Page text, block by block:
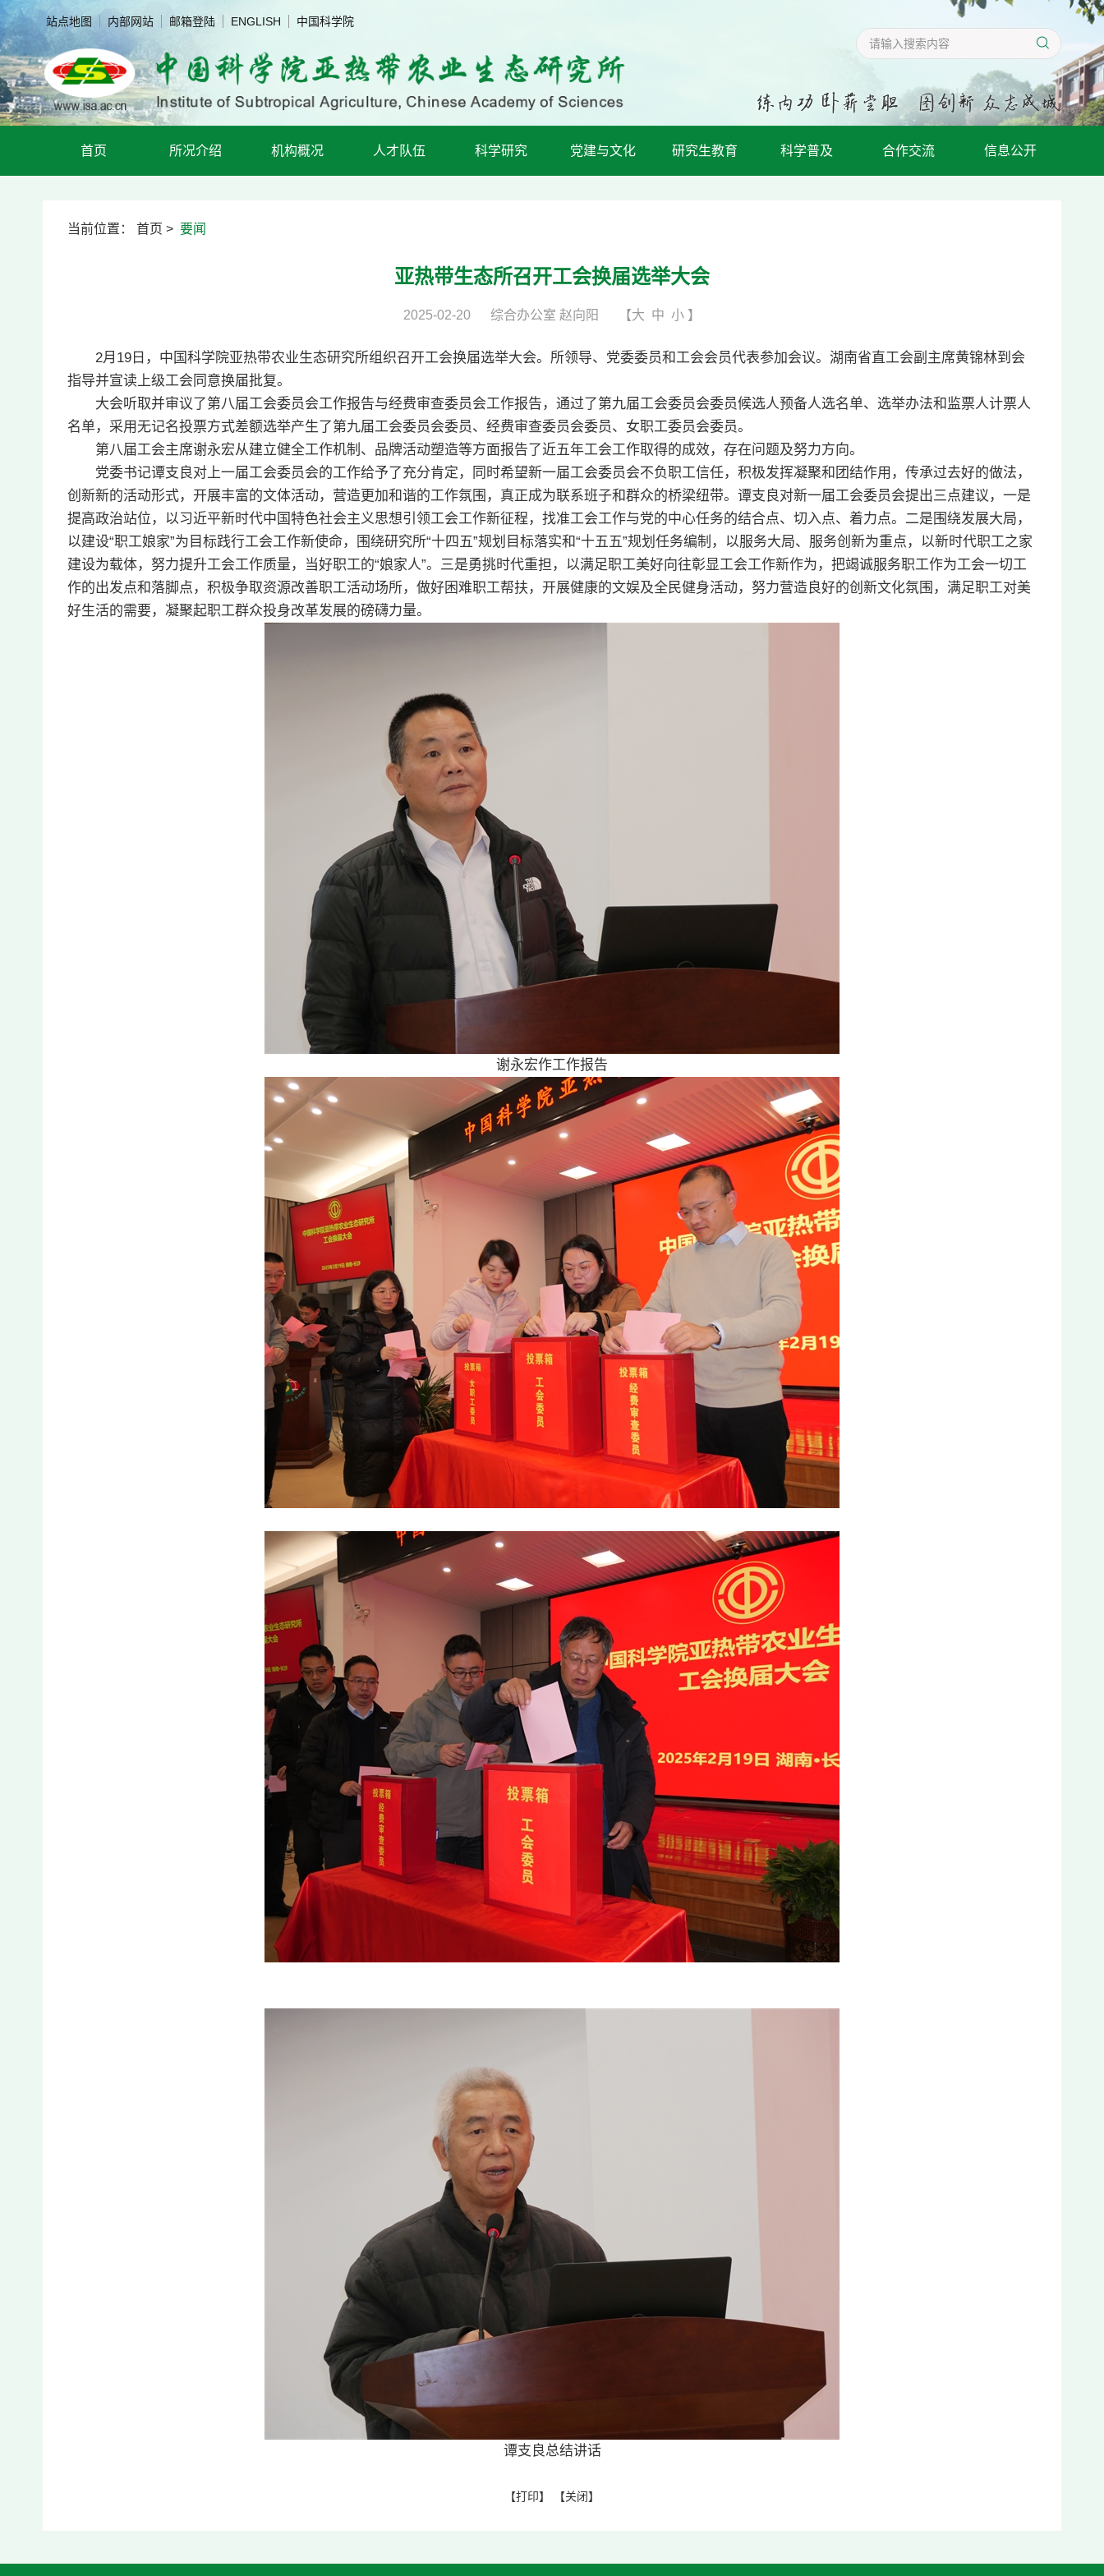
站点地图 内部网站 邮箱登陆 ENGLISH 中国科学院
首页 所况介绍 机构概况 人才队伍 科学研究 党建与文化 研究生教育 科学普及 合作交流 信息公开
当前位置： 首页 > 要闻
亚热带生态所召开工会换届选举大会
2025-02-20 综合办公室 赵向阳 【大 中 小 】
2月19日，中国科学院亚热带农业生态研究所组织召开工会换届选举大会。所领导、党委委员和工会会员代表参加会议。湖南省直工会副主席黄锦林到会
指导并宣读上级工会同意换届批复。
大会听取并审议了第八届工会委员会工作报告与经费审查委员会工作报告，通过了第九届工会委员会委员候选人预备人选名单、选举办法和监票人计票人
名单，采用无记名投票方式差额选举产生了第九届工会委员会委员、经费审查委员会委员、女职工委员会委员。
第八届工会主席谢永宏从建立健全工作机制、品牌活动塑造等方面报告了近五年工会工作取得的成效，存在问题及努力方向。
党委书记谭支良对上一届工会委员会的工作给予了充分肯定，同时希望新一届工会委员会不负职工信任，积极发挥凝聚和团结作用，传承过去好的做法，
创新新的活动形式，开展丰富的文体活动，营造更加和谐的工作氛围，真正成为联系班子和群众的桥梁纽带。谭支良对新一届工会委员会提出三点建议，一是
提高政治站位，以习近平新时代中国特色社会主义思想引领工会工作新征程，找准工会工作与党的中心任务的结合点、切入点、着力点。二是围绕发展大局，
以建设“职工娘家”为目标践行工会工作新使命，围绕研究所“十四五”规划目标落实和“十五五”规划任务编制，以服务大局、服务创新为重点，以新时代职工之家
建设为载体，努力提升工会工作质量，当好职工的“娘家人”。三是勇挑时代重担，以满足职工美好向往彰显工会工作新作为，把竭诚服务职工作为工会一切工
作的出发点和落脚点，积极争取资源改善职工活动场所，做好困难职工帮扶，开展健康的文娱及全民健身活动，努力营造良好的创新文化氛围，满足职工对美
好生活的需要，凝聚起职工群众投身改革发展的磅礴力量。
谢永宏作工作报告
谭支良总结讲话
【打印】 【关闭】